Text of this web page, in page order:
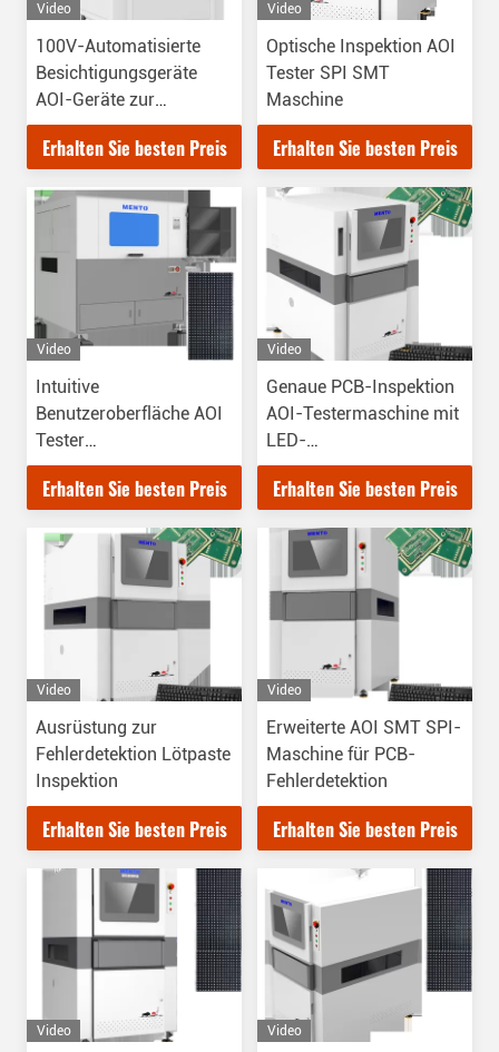
Video
100V-Automatisierte
Besichtigungsgeräte
AOI-Geräte zur
Fehlererkennung
Erhalten Sie besten Preis
Video
Optische Inspektion AOI
Tester SPI SMT
Maschine
Erhalten Sie besten Preis
Video
Intuitive
Benutzeroberfläche AOI
Tester
Halbleiterinspektionssystem
Erhalten Sie besten Preis
Video
Genaue PCB-Inspektion
AOI-Testermaschine mit
LED-
Beleuchtungssystem
Erhalten Sie besten Preis
Video
Ausrüstung zur
Fehlerdetektion Lötpaste
Inspektion
Erhalten Sie besten Preis
Video
Erweiterte AOI SMT SPI-
Maschine für PCB-
Fehlerdetektion
Erhalten Sie besten Preis
Video Video